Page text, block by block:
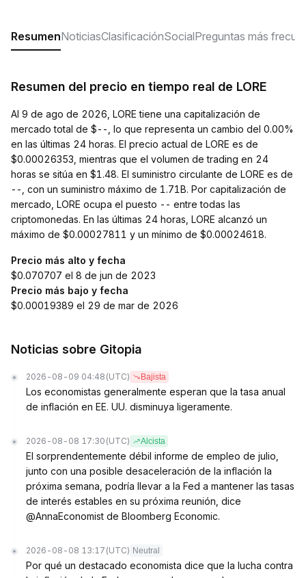
ResumenNoticiasClasificaciónSocialPreguntas más
Resumen del precio en tiempo real de LORE
Al 9 de ago de 2026, LORE tiene una capitalización de
mercado total de $--, lo que representa un cambio del 0.00%
en las últimas 24 horas. El precio actual de LORE es de
$0.00026353, mientras que el volumen de trading en 24
horas se sitúa en $1.48. El suministro circulante de LORE es de
--, con un suministro máximo de 1.71B. Por capitalización de
mercado, LORE ocupa el puesto -- entre todas las
criptomonedas. En las últimas 24 horas, LORE alcanzó un
máximo de $0.00027811 y un mínimo de $0.00024618.
Precio más alto y fecha
$0.070707 el 8 de jun de 2023
Precio más bajo y fecha
$0.00019389 el 29 de mar de 2026
Noticias sobre Gitopia
2026-08-09 04:48 (UTC) Bajista
Los economistas generalmente esperan que la tasa anual
de inflación en EE. UU. disminuya ligeramente.
2026-08-08 17:30 (UTC) Alcista
El sorprendentemente débil informe de empleo de julio,
junto con una posible desaceleración de la inflación la
próxima semana, podría llevar a la Fed a mantener las tasas
de interés estables en su próxima reunión, dice
@AnnaEconomist de Bloomberg Economic.
2026-08-08 13:17 (UTC) Neutral
Por qué un destacado economista dice que la lucha contra